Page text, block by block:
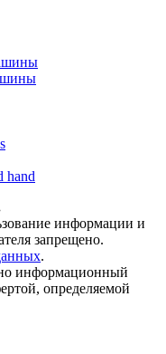
hand
информации и
запрещено.
.
информационный
определяемой